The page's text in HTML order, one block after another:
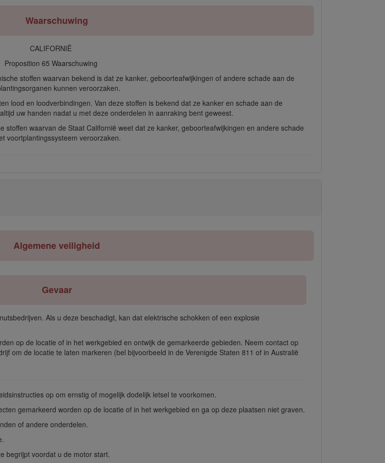
Waarschuwing
CALIFORNIË
Proposition 65 Waarschuwing
stoffen waarvan bekend is dat ze kanker, geboorteafwijkingen of andere schade aan de
kunnen veroorzaken.
lood en loodverbindingen. Van deze stoffen is bekend dat ze kanker en schade aan de
uw handen nadat u met deze onderdelen in aanraking bent geweest.
waarvan de Staat Californië weet dat ze kanker, geboorteafwijkingen en andere schade
voortplantingssysteem veroorzaken.
Algemene veiligheid
Gevaar
Als u deze beschadigt, kan dat elektrische schokken of een explosie
op de locatie of in het werkgebied en ontwijk de gemarkeerde gebieden. Neem contact op
om de locatie te laten markeren (bel bijvoorbeeld in de Verenigde Staten 811 of in Australië
op om ernstig of mogelijk dodelijk letsel te voorkomen.
gemarkeerd worden op de locatie of in het werkgebied en ga op deze plaatsen niet graven.
of andere onderdelen.
begrijpt voordat u de motor start.